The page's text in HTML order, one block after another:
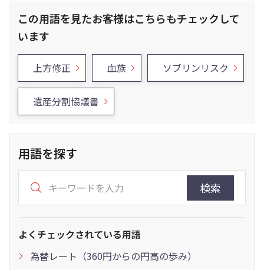
この用語を見たお客様はこちらもチェックして
います
上方修正 血族 ソブリンリスク
遺産分割協議書
用語を探す
検索
よくチェックされている用語
為替レート（360円からの円高の歩み）